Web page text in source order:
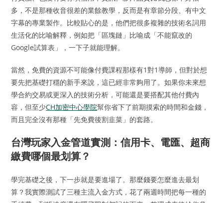
多，不是那種收音很差的業餘教學，反而是有章節分段、有中文
字幕的專業製作。比較貼心的是，他們把很多複雜的技術名詞用
生活化的比喻解釋，例如把「區塊鏈」比喻成「不能竄改的
Google試算表」，一下子就能理解。
當然，免費的資源不可能像付費課程那樣有1對1導師，但對於想
要先把基礎打穩的新手來說，這已經非常夠用了。如果你未來想
學合約交易或更深入的技術分析，可能還是要搭配其他付費內
容，但至少CH加密中心學院幫你省下了前期摸索的時間和金錢，
而且完全沒有那種「先免費後割韭菜」的套路。
台灣玩家入金管道實測：信用卡、電匯、超商
繳費哪個最划算？
學完基礎之後，下一步就是要進場了。那麼錢要怎麼進去最划
算？我實際測試了三種主流入金方式，花了兩週時間把每一種的